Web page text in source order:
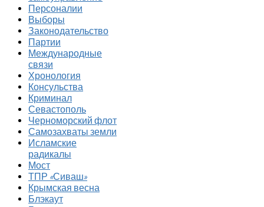
Персоналии
Выборы
Законодательство
Партии
Международные
связи
Хронология
Консульства
Криминал
Севастополь
Черноморский флот
Самозахваты земли
Исламские
радикалы
Мост
ТПР «Сиваш»
Крымская весна
Блэкаут